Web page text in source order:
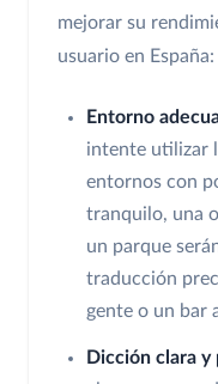
mejorar su
usuario en España:
Entorno
intente utilizar
entornos con
tranquilo, una
un parque
traducción
gente o un bar
Dicción clara y